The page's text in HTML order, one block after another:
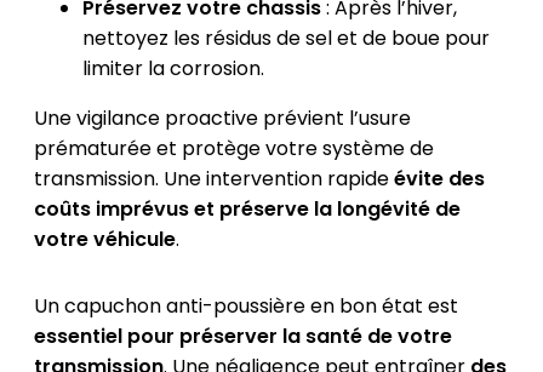
Préservez votre chassis: Après l’hiver,
nettoyez les résidus de sel et de boue pour
limiter la corrosion.
Une vigilance proactive prévient l’usure
prématurée et protège votre système de
transmission. Une intervention rapideévite des
coûts imprévus et préserve la longévité de
votre véhicule.
Un capuchon anti-poussière en bon état est
essentiel pour préserver la santé de votre